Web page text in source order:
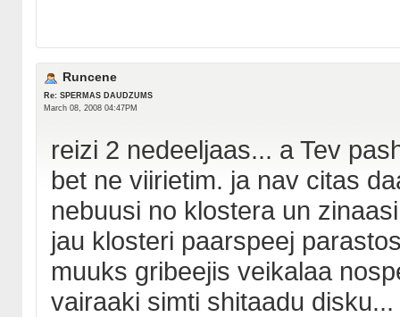
Runcene
Re: SPERMAS DAUDZUMS
March 08, 2008 04:47PM
reizi 2 nedeeljaas... a Tev
bet ne viirietim. ja nav citas
nebuusi no klostera un
jau klosteri paarspeej
muuks gribeejis veikalaa
vairaaki simti shitaadu disku...